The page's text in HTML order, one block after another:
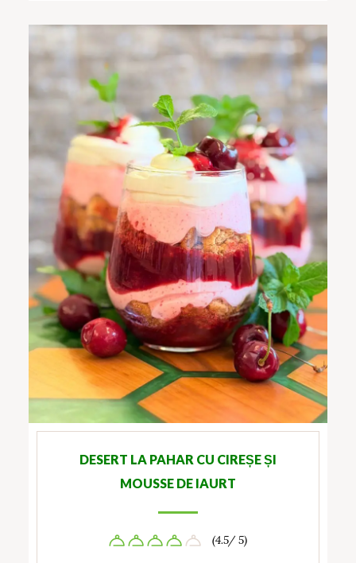
DESERT LA PAHAR CU CIREȘE ȘI
MOUSSE DE IAURT
(4.5/ 5)